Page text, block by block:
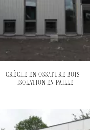
CRÊCHE EN OSSATURE BOIS
– ISOLATION EN PAILLE